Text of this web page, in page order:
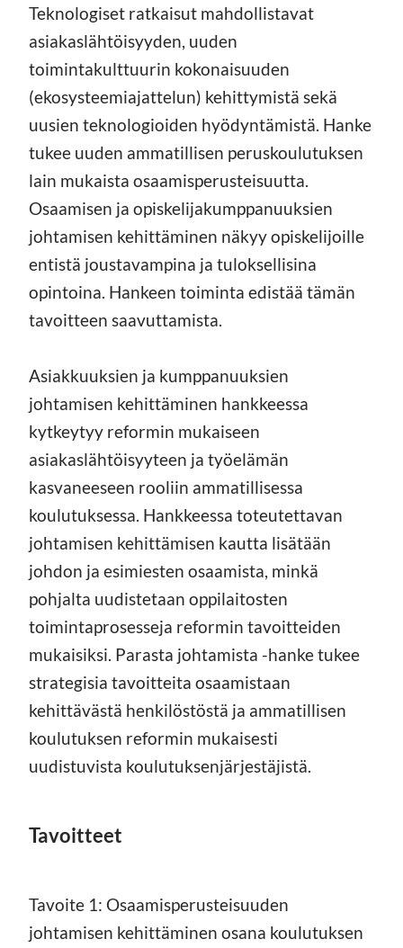
Teknologiset ratkaisut mahdollistavat
asiakaslähtöisyyden, uuden
toimintakulttuurin kokonaisuuden
(ekosysteemiajattelun) kehittymistä sekä
uusien teknologioiden hyödyntämistä. Hanke
tukee uuden ammatillisen peruskoulutuksen
lain mukaista osaamisperusteisuutta.
Osaamisen ja opiskelijakumppanuuksien
johtamisen kehittäminen näkyy opiskelijoille
entistä joustavampina ja tuloksellisina
opintoina. Hankeen toiminta edistää tämän
tavoitteen saavuttamista.
Asiakkuuksien ja kumppanuuksien
johtamisen kehittäminen hankkeessa
kytkeytyy reformin mukaiseen
asiakaslähtöisyyteen ja työelämän
kasvaneeseen rooliin ammatillisessa
koulutuksessa. Hankkeessa toteutettavan
johtamisen kehittämisen kautta lisätään
johdon ja esimiesten osaamista, minkä
pohjalta uudistetaan oppilaitosten
toimintaprosesseja reformin tavoitteiden
mukaisiksi. Parasta johtamista -hanke tukee
strategisia tavoitteita osaamistaan
kehittävästä henkilöstöstä ja ammatillisen
koulutuksen reformin mukaisesti
uudistuvista koulutuksenjärjestäjistä.
Tavoitteet
Tavoite 1: Osaamisperusteisuuden
johtamisen kehittäminen osana koulutuksen